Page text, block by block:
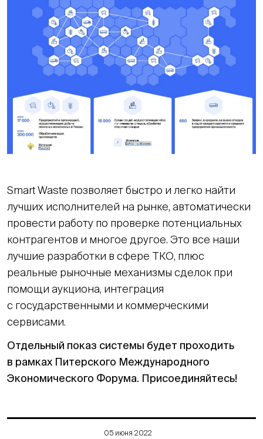
Smart Waste позволяет быстро и легко найти
лучших исполнителей на рынке, автоматически
провести работу по проверке потенциальных
контрагентов и многое другое. Это все наши
лучшие разработки в сфере ТКО, плюс
реальные рыночные механизмы сделок при
помощи аукциона, интеграция
с государственными и коммерческими
сервисами.
Отдельный показ системы будет проходить
в рамках Питерского Международного
Экономического Форума. Присоединяйтесь!
05 июня 2022